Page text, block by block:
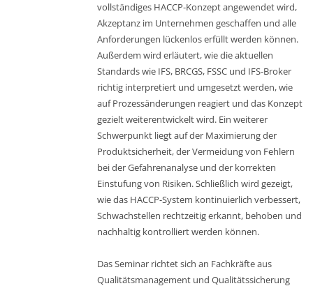
vollständiges HACCP-Konzept angewendet wird,
Akzeptanz im Unternehmen geschaffen und alle
Anforderungen lückenlos erfüllt werden können.
Außerdem wird erläutert, wie die aktuellen
Standards wie IFS, BRCGS, FSSC und IFS-Broker
richtig interpretiert und umgesetzt werden, wie
auf Prozessänderungen reagiert und das Konzept
gezielt weiterentwickelt wird. Ein weiterer
Schwerpunkt liegt auf der Maximierung der
Produktsicherheit, der Vermeidung von Fehlern
bei der Gefahrenanalyse und der korrekten
Einstufung von Risiken. Schließlich wird gezeigt,
wie das HACCP-System kontinuierlich verbessert,
Schwachstellen rechtzeitig erkannt, behoben und
nachhaltig kontrolliert werden können.
Das Seminar richtet sich an Fachkräfte aus
Qualitätsmanagement und Qualitätssicherung